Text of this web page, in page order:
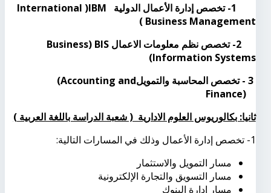
1- تخصص إدارة الأعمال الدولية IBM
(
International
Business Management
(
2- تخصص نظم معلومات الاعمال
BIS
(
Business
Information Systems
)
3 - تخصص المحاسبة والتمويل
(Accounting and
Finance)
ثانيا: بكالوريوس العلوم الادارية ( شعبة الدراسة باللغة العربية )
1- تخصص إدارة الأعمال وذلك في المسارات التالية:
مسار التمويل والاستثمار
مسار التسويق والتجارة الإلكترونية
مسار إدارة البنوك